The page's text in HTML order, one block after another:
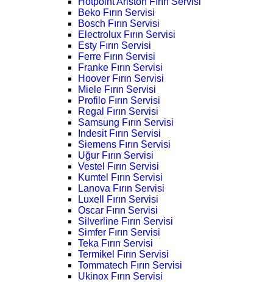
Beko Fırın Servisi
Bosch Fırın Servisi
Electrolux Fırın Servisi
Esty Fırın Servisi
Ferre Fırın Servisi
Franke Fırın Servisi
Hoover Fırın Servisi
Miele Fırın Servisi
Profilo Fırın Servisi
Regal Fırın Servisi
Samsung Fırın Servisi
Indesit Fırın Servisi
Siemens Fırın Servisi
Uğur Fırın Servisi
Vestel Fırın Servisi
Kumtel Fırın Servisi
Lanova Fırın Servisi
Luxell Fırın Servisi
Oscar Fırın Servisi
Silverline Fırın Servisi
Simfer Fırın Servisi
Teka Fırın Servisi
Termikel Fırın Servisi
Tommatech Fırın Servisi
Ukinox Fırın Servisi